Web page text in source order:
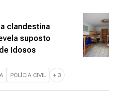
clandestina
suposto
idosos
POLÍCIA CIVIL + 3